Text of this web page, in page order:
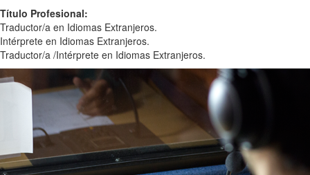
Título Profesional:
Traductor/a en Idiomas Extranjeros.
Intérprete en Idiomas Extranjeros.
Traductor/a /Intérprete en Idiomas Extranjeros.